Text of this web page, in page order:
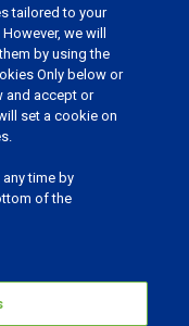
tailored to your
we will
by using the
Only below or
and accept or
set a cookie on
time by
of the